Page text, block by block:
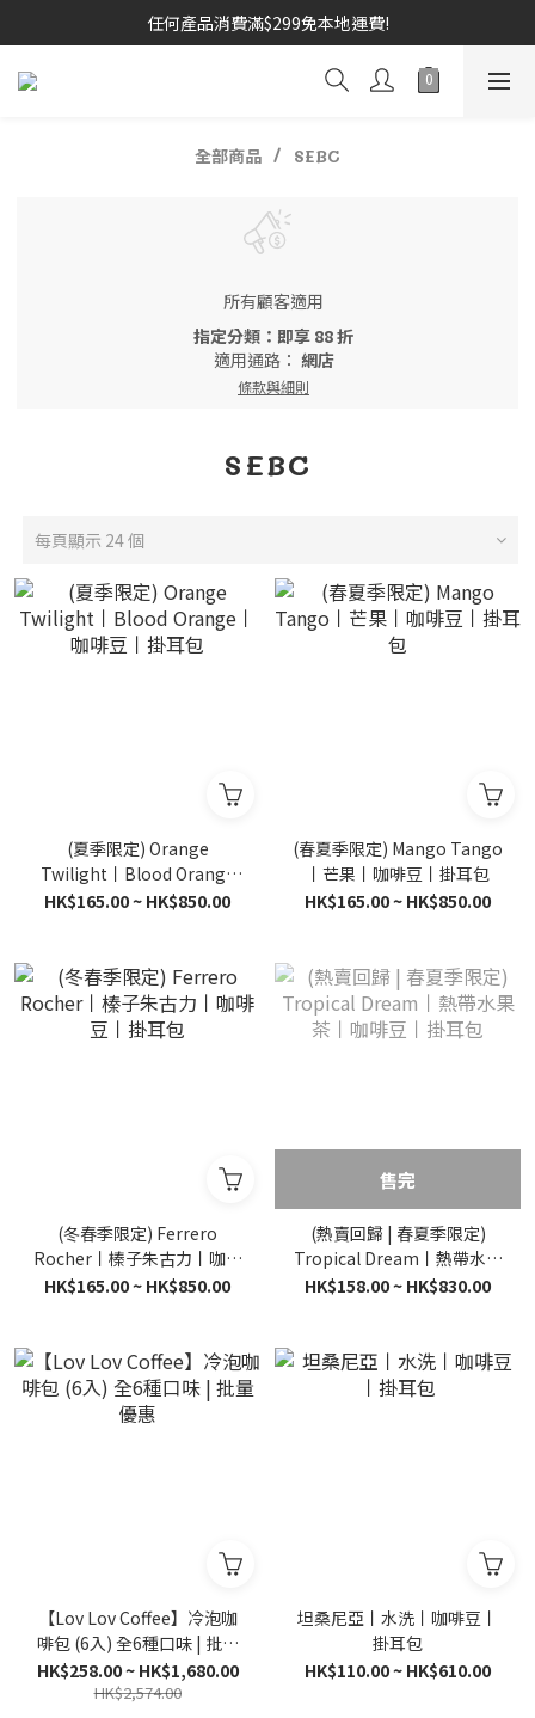
任何產品消費滿$299免本地運費!
全部商品 SEBC
所有顧客適用
指定分類：即享 88 折
適用通路： 網店
條款與細則
SEBC
每頁顯示 24 個
(夏季限定) Orange
Twilight丨Blood Orange
丨咖啡豆丨掛耳包
HK$165.00 ~ HK$850.00
(春夏季限定) Mango Tango
丨芒果丨咖啡豆丨掛耳包
HK$165.00 ~ HK$850.00
(冬春季限定) Ferrero
Rocher丨榛子朱古力丨咖啡
豆丨掛耳包
HK$165.00 ~ HK$850.00
售完
(熱賣回歸 | 春夏季限定)
Tropical Dream丨熱帶水果
茶丨咖啡豆丨掛耳包
HK$158.00 ~ HK$830.00
【Lov Lov Coffee】冷泡咖
啡包 (6入) 全6種口味 | 批量
優惠
HK$258.00 ~ HK$1,680.00
HK$2,574.00
坦桑尼亞丨水洗丨咖啡豆丨
掛耳包
HK$110.00 ~ HK$610.00